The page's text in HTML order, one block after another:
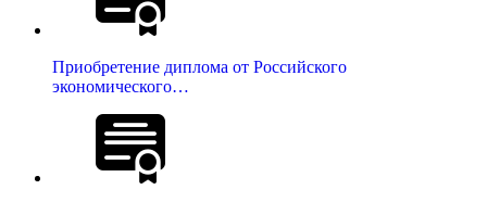
Приобретение диплома от Российского
экономического…